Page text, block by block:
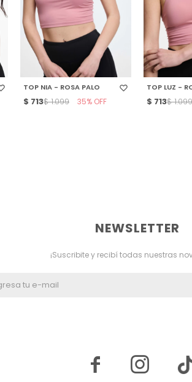
SELECCIONAR TALLE
TOP NIA - ROSA PALO
$ 713$ 1.099 35
TOP LUZ -
$ 713$ 1.099
NEWSLETTER
¡Suscribite y recibí todas nuestras
 